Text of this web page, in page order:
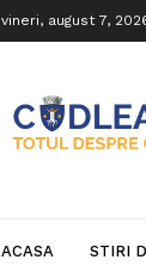
vineri, august 7,
Info
ACASA STIRI